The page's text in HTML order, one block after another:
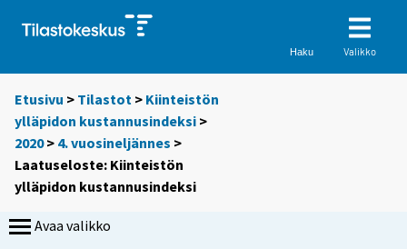
Haku Valikko
Etusivu > Tilastot > Kiinteistön
ylläpidon kustannusindeksi >
2020> 4. vuosineljännes >
Laatuseloste: Kiinteistön
ylläpidon kustannusindeksi
Avaa valikko